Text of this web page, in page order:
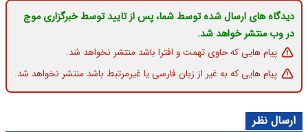
دیدگاه های ارسال شده توسط شما، پس از تایید توسط خبرگزاری موج
در وب منتشر خواهد شد.
پیام هایی که حاوی تهمت و افترا باشد منتشر نخواهد شد.
پیام هایی که به غیر از زبان فارسی یا غیرمرتبط باشد منتشر نخواهد شد.
ارسال نظر